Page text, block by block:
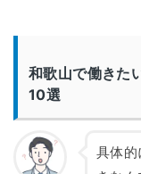
和歌山で働きた
10選
具体